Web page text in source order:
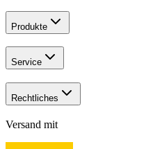
Produkte
Service
Rechtliches
Versand mit